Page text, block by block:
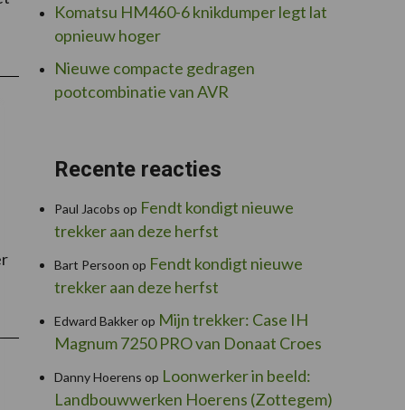
Komatsu HM460-6 knikdumper legt lat
opnieuw hoger
Nieuwe compacte gedragen
pootcombinatie van AVR
Recente reacties
Paul Jacobs op Fendt kondigt nieuwe
trekker aan deze herfst
Bart Persoon op Fendt kondigt nieuwe
trekker aan deze herfst
Edward Bakkerop Mijn trekker: Case IH
Magnum 7250 PRO van Donaat Croes
Danny Hoerens op Loonwerker in beeld:
Landbouwwerken Hoerens (Zottegem)